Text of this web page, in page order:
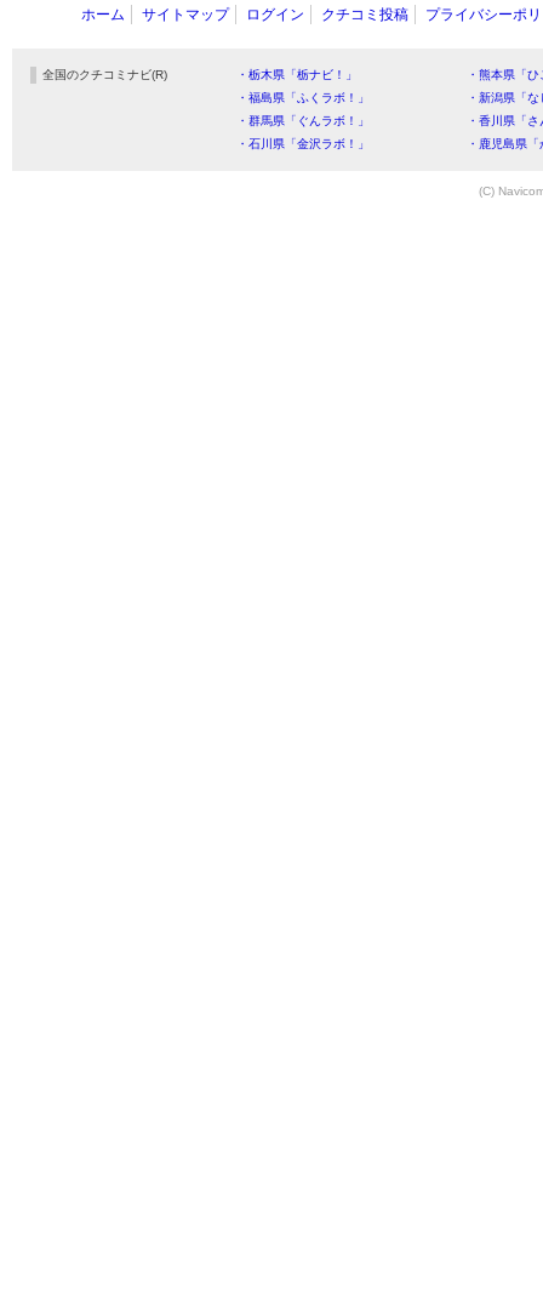
ホーム サイトマップ ログイン クチコミ投稿 プライバシーポ
全国のクチコミナビ(R) ・栃木県「栃ナビ！」
・熊本県「
・福島県「ふくラボ！」
・新潟県「
・群馬県「ぐんラボ！」
・香川県「
・石川県「金沢ラボ！」
・鹿児島県
(C)